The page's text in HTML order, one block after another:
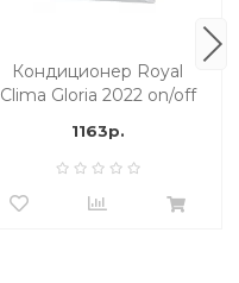
Кондиционер Royal
Clima Gloria 2022 on/off
1163р.